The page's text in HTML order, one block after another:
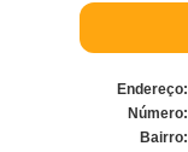
Endereço:
Número:
Bairro: